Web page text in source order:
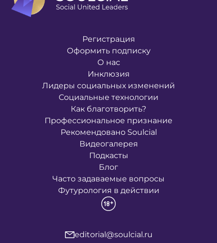
Регистрация
Оформить подписку
О нас
Инклюзия
Лидеры социальных изменений
Социальные технологии
Как благотворить?
Профессиональное признание
Рекомендовано Soulcial
Видеогалерея
Подкасты
Блог
Часто задаваемые вопросы
Футурология в действии
editorial@soulcial.ru